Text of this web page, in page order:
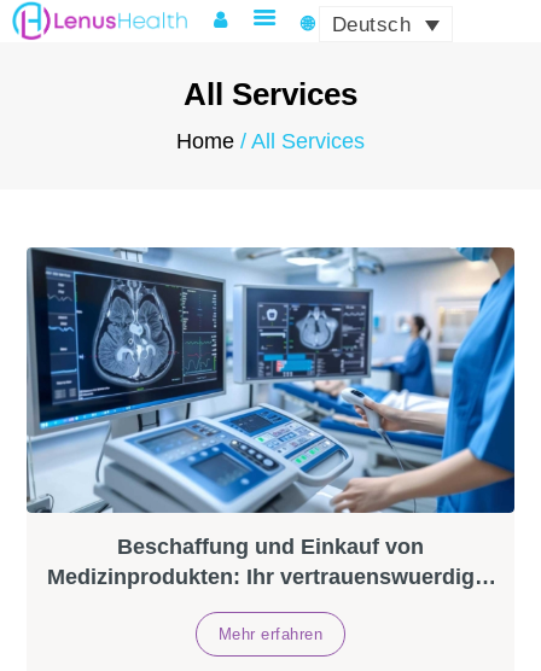
Deutsch
All Services
Home All Services
DIENSTLEISTUNGEN
QUALITÄT & ZERTIFIKATE
LOGISTIK & COMPLIANCE
NEWS & EVENTS
KONTAKT
MY ACCOUNT
DEUTSCH
Beschaffung und Einkauf von
Medizinprodukten: Ihr vertrauenswuerdiger
Grosshandelspartner in Europa